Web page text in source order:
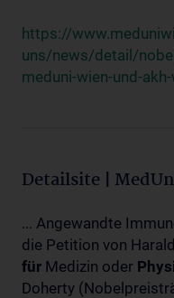
https://
uns/news/detail/
meduni-wien-und-
Detailsite |
... Angewandte
die Petition von
für Medizin oder
Doherty